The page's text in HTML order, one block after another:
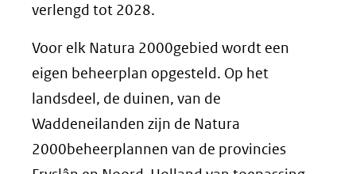
verlengd tot 2028.
Voor elk Natura 2000gebied wordt een
eigen beheerplan opgesteld. Op het
landsdeel, de duinen, van de
Waddeneilanden zijn de Natura
2000beheerplannen van de provincies